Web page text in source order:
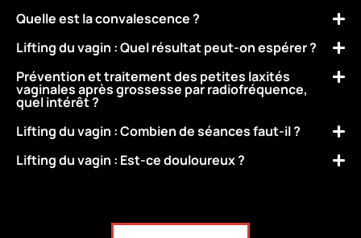
Quelle est la convalescence ?
Lifting du vagin : Quel résultat peut-on espérer ?
Prévention et traitement des petites laxités
vaginales après grossesse par radiofréquence,
quel intérêt ?
Lifting du vagin : Combien de séances faut-il ?
Lifting du vagin : Est-ce douloureux ?